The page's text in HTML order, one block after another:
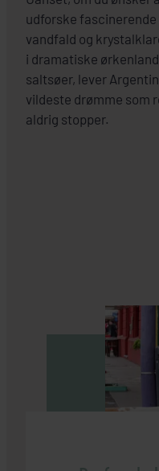
udforske
vandfald og
i dramatiske
saltsøer, lever
vildeste drømme som
aldrig stopper.